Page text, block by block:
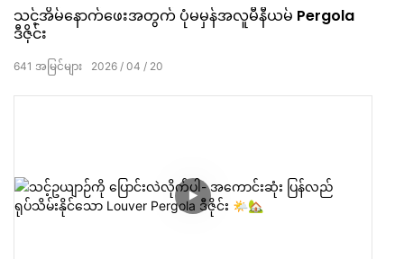
သင့်အိမ်နောက်ဖေးအတွက် ပုံမမှန်အလူမီနီယမ် Pergola
ဒီဇိုင်း
2026 04 20
641 အမြင်များ